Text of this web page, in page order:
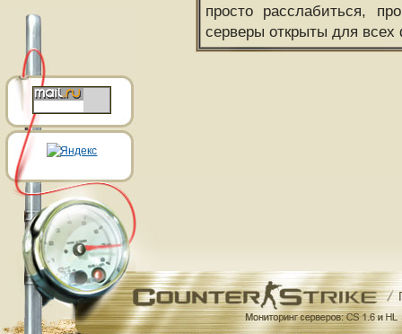
просто расслабиться,
серверы открыты для всех